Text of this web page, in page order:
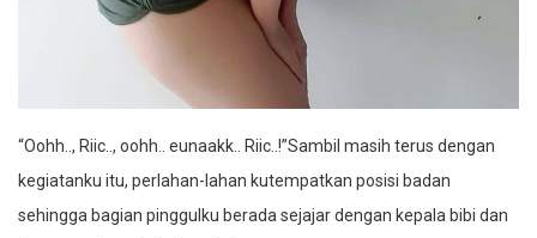
“Oohh.., Riic.., oohh.. eunaakk.. Riic..!”Sambil masih terus dengan
kegiatanku itu, perlahan-lahan kutempatkan posisi badan
sehingga bagian pinggulku berada sejajar dengan kepala bibi dan